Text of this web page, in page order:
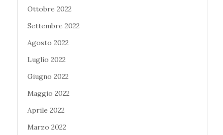
Ottobre 2022
Settembre 2022
Agosto 2022
Luglio 2022
Giugno 2022
Maggio 2022
Aprile 2022
Marzo 2022